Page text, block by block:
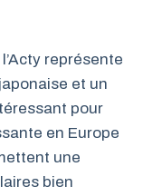
représente
et un
pour
en Europe
une
bien